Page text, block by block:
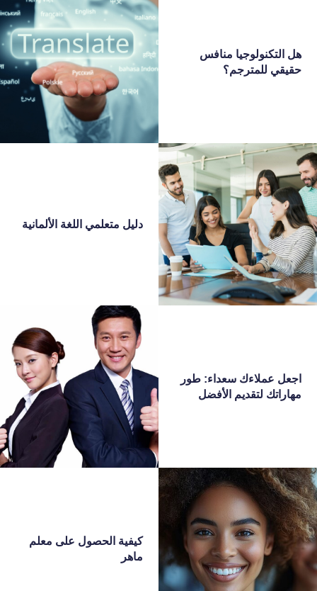
هل التكنولوجيا منافس
حقيقي للمترجم؟
دليل متعلمي اللغة الألمانية
اجعل عملاءك سعداء: طور
مهاراتك لتقديم الأفضل
كيفية الحصول على معلم
ماهر